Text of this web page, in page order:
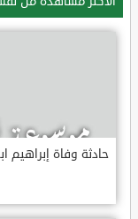
حادثة وفاة إبراهيم